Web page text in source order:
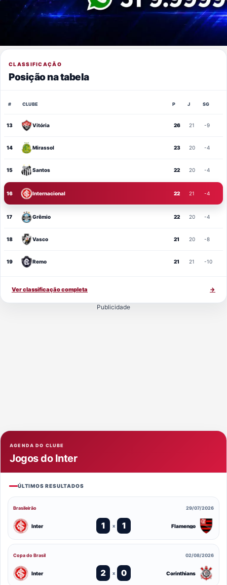
CLASSIFICAÇÃO
Posição na tabela
# CLUBE P J SG
13 Vitória 26 21 -9
14 Mirassol 23 20 -4
15 Santos 22 20 -4
16 Internacional 22 21 -4
17 Grêmio 22 20 -4
18 Vasco 21 20 -8
19 Remo 21 21 -10
Ver classificação completa →
Publicidade
AGENDA DO CLUBE
Jogos do Inter
ÚLTIMOS RESULTADOS
Brasileirão 29/07/2026
Inter 1 x 1 Flamengo
Copa do Brasil 02/08/2026
Inter 2 x 0 Corinthians